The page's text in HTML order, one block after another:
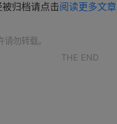
归档请点击阅读更多文章
勿转载。
THE END